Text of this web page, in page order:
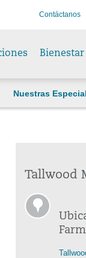
Contáctanos
Bienestar
Nuestras
Tallwood